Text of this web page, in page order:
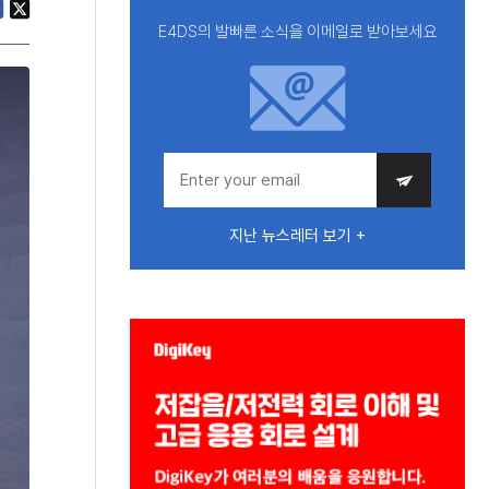
E4DS의 발빠른 소식을 이메일로 받아보세요
지난 뉴스레터 보기 +